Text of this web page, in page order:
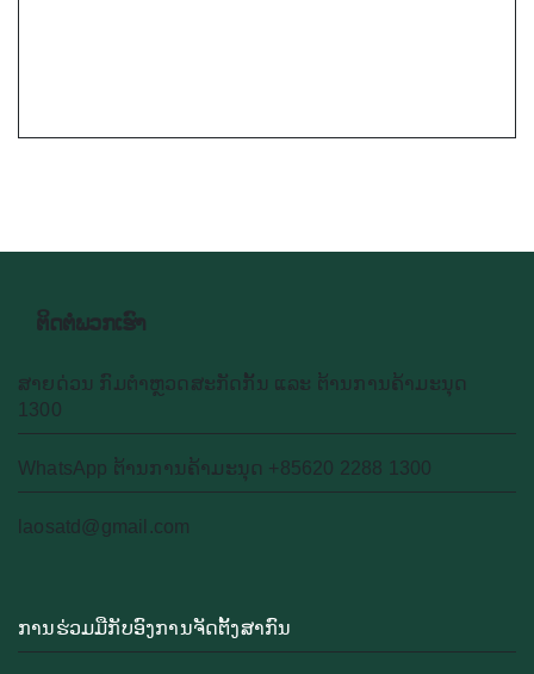
ຕິດຕໍ່ພວກເຮົາ
ສາຍດ່ວນ ກົມຕຳຫຼວດສະກັດກັ້ນ ແລະ ຕ້ານການຄ້າມະນຸດ
1300
WhatsApp ຕ້ານການຄ້າມະນຸດ +85620 2288 1300
laosatd@gmail.com
ການຮ່ວມມືກັບອົງການຈັດຕັ້ງສາກົນ